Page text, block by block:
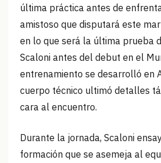
última práctica antes de
amistoso que disputará este
en lo que será la última prueba
Scaloni antes del debut en el
entrenamiento se desarrolló en
cuerpo técnico ultimó detalles
cara al encuentro.
Durante la jornada, Scaloni
formación que se asemeja al